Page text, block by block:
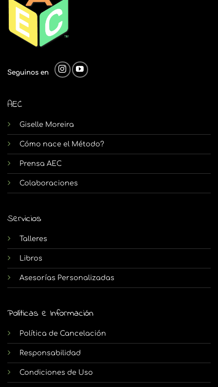
Seguinos en
AEC
Giselle Moreira
Cómo nace el Método?
Prensa AEC
Colaboraciones
Servicios
Talleres
Libros
Asesorías Personalizadas
Políticas e Información
Política de Cancelación
Responsabilidad
Condiciones de Uso